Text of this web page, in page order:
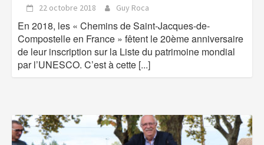
22 octobre 2018 Guy Roca
En 2018, les « Chemins de Saint-Jacques-de-
Compostelle en France » fêtent le 20ème anniversaire
de leur inscription sur la Liste du patrimoine mondial
par l’UNESCO. C’est à cette [...]